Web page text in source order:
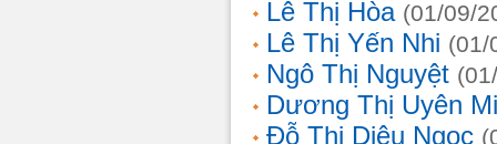
Lê Thị Hòa (01/09/
Lê Thị Yến Nhi (01/
Ngô Thị Nguyệt
Dương Thị Uyên Mi
Đỗ Thị Diệu Ngọc